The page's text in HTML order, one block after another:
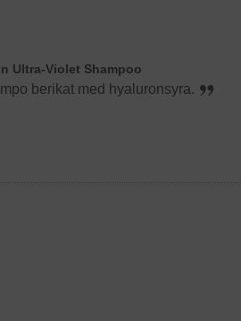
Ultra-Violet Shampoo
berikat med hyaluronsyra.